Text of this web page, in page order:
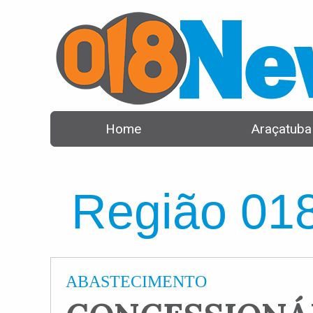
Home Araçatuba
Região
ABASTECIMENTO